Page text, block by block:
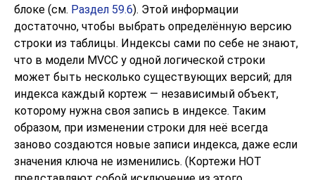
блоке (см. Раздел 59.6). Этой информации
достаточно, чтобы выбрать определённую версию
строки из таблицы. Индексы сами по себе не знают,
что в модели MVCC у одной логической строки
может быть несколько существующих версий; для
индекса каждый кортеж — независимый объект,
которому нужна своя запись в индексе. Таким
образом, при изменении строки для неё всегда
заново создаются новые записи индекса, даже если
значения ключа не изменились. (Кортежи HOT